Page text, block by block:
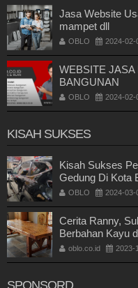
Jasa Website
mampet dll
OBLO 2024-02-
WEBSITE
BANGUNAN
OBLO 2024-02-
KISAH SUKSES
Kisah Sukses
Gedung Di Kota
OBLO 2024-03-
Cerita Ranny,
Berbahan Kayu
oblo.co.id 2023-